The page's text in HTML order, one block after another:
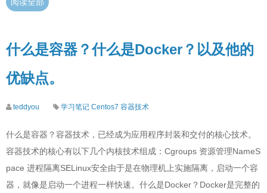
什么是容器？什么是Docker？以及他的
优缺点。
teddyou 学习笔记 Centos7 容器技术
什么是容器？容器技术，已经成为应用程序封装和交付的核心技术。
容器技术的核心有以下几个内核技术组成：Cgroups 资源管理NameS
pace 进程隔离SELinux安全由于是在物理机上实施隔离，启动一个容
器，就像是启动一个进程一样快速。什么是Docker？Docker是完整的